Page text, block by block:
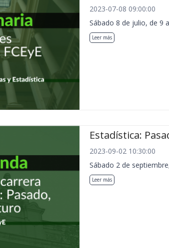
2023-07-08 09:00:00
Sábado 8 de julio, de 9
Leer más
Estadística:
2023-09-02 10:30:00
Sábado 2 de
Leer más